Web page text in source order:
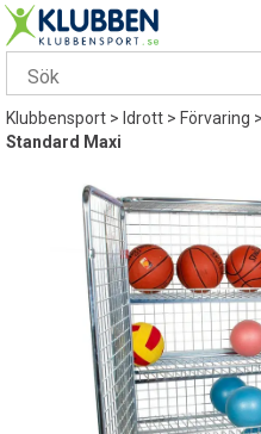
Klubbensport> Idrott>Förvaring
Standard Maxi